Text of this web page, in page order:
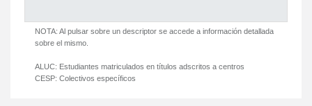
NOTA: Al pulsar sobre un descriptor se accede a información detallada
sobre el mismo.
ALUC: Estudiantes matriculados en títulos adscritos a centros
CESP: Colectivos específicos